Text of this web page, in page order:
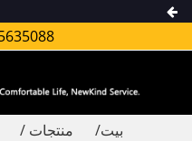
بيت منتجات